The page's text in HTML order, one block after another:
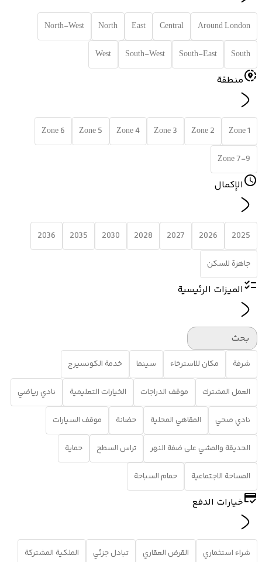
Around London
Central
East
North
North-West
South
South-East
South-West
West
منطقة
Zone 1
Zone 2
Zone 3
Zone 4
Zone 5
Zone 6
Zone 7-9
الإكمال
2025
2026
2027
2028
2030
2035
2036
جاهزة للسكن
الميزات الرئيسية
بحث
شرفة مكان للاسترخاء سينما خدمة الكونسيرج
العمل المشترك موقف الدراجات الخيارات التعليمية نادي رياضي
نادي صحي المقاهي المحلية حضانة موقف السيارات
الحديقة والمشي على ضفة النهر تراس السطح حماية
المساحة الاجتماعية حمام السباحة
خيارات الدفع
شراء استثماري القرض العقاري تبادل جزئي الملكية المشتركة